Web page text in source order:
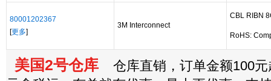
80001202367
[更多]
3M Interconnect
CBL RIBN
RoHS:
美国2号仓库 仓库直销，订单金额100元